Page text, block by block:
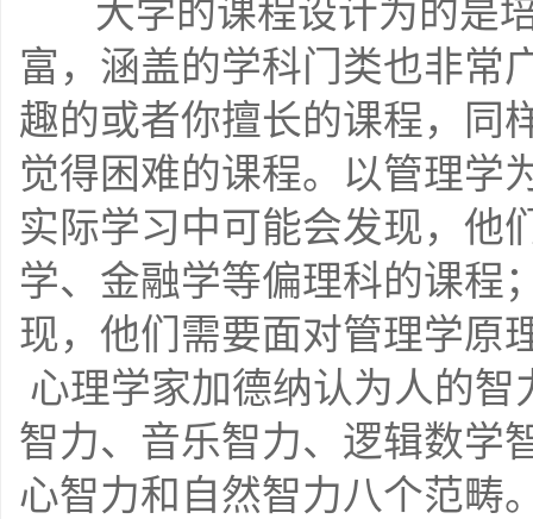
富，涵盖的学科门类也非常
趣的或者你擅长的课程，同
觉得困难的课程。以管理学
实际学习中可能会发现，他
学、金融学等偏理科的课程
现，他们需要面对管理学
心理学家加德纳认为人的
智力、音乐智力、逻辑数学
心智力和自然智力八个范畴